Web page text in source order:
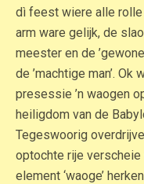
dì feest wiere alle rolle
arm ware gelijk, de
meester en de
de ’machtige man’. Ok
presessie ’n waogen
heiligdom van de
Tegeswoorig
optochte rije verscheie
element ‘waoge’